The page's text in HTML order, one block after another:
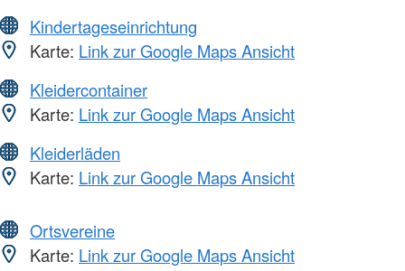
Kindertageseinrichtung
Karte: Link zur Google Maps Ansicht
Kleidercontainer
Karte: Link zur Google Maps Ansicht
Kleiderläden
Karte: Link zur Google Maps Ansicht
Ortsvereine
Karte: Link zur Google Maps Ansicht